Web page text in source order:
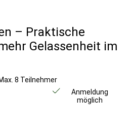
– Praktische
Gelassenheit im
8 Teilnehmer
Anmeldung
möglich